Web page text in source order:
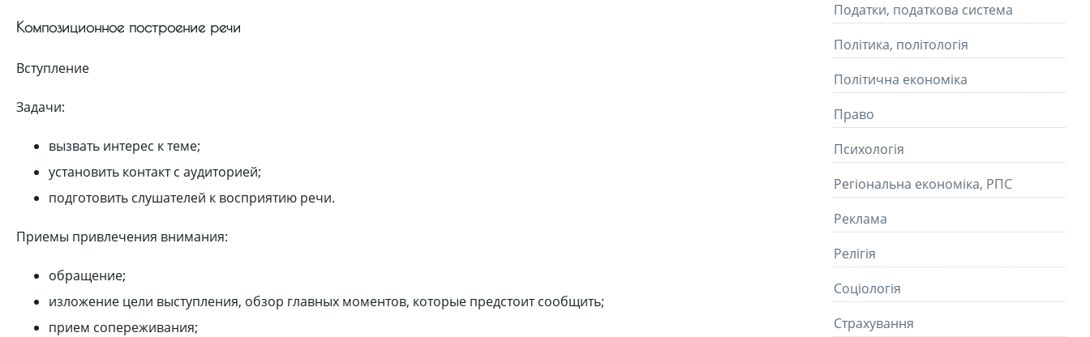
Композиционное построение речи
Вступление
Задачи:
вызвать интерес к теме;
установить контакт с аудиторией;
подготовить слушателей к восприятию речи.
Приемы привлечения внимания:
обращение;
изложение цели выступления, обзор главных момен­тов, которые предстоит сообщить;
прием сопереживания;
Податки, податкова система
Політика, політологія
Політична економіка
Право
Психологія
Регіональна економіка, РПС
Реклама
Релігія
Соціологія
Страхування